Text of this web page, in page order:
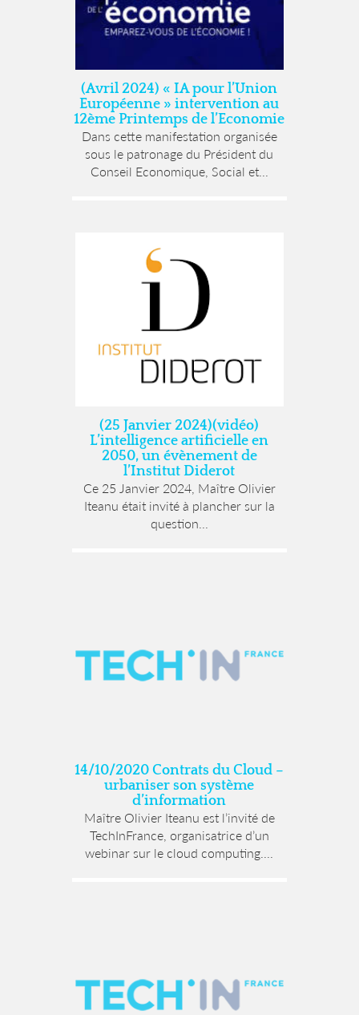
(Avril 2024) « IA pour l’Union
Européenne » intervention au
12ème Printemps de l’Economie
Dans cette manifestation organisée
sous le patronage du Président du
Conseil Economique, Social et...
(25 Janvier 2024)(vidéo)
L’intelligence artificielle en
2050, un évènement de
l’Institut Diderot
Ce 25 Janvier 2024, Maître Olivier
Iteanu était invité à plancher sur la
question...
14/10/2020 Contrats du Cloud –
urbaniser son système
d’information
Maître Olivier Iteanu est l’invité de
TechInFrance, organisatrice d’un
webinar sur le cloud computing....